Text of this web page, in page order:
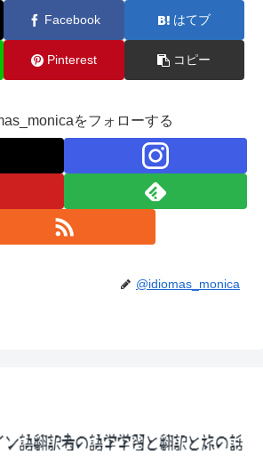
Facebook はてブ
Pinterest コピー
をフォローする
@idiomas_monica